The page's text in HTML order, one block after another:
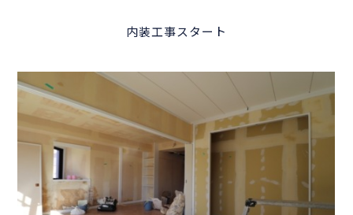
内装工事スタート